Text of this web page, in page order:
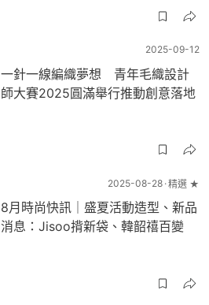
2025-09-12
一針一線編織夢想 青年毛織設計
師大賽2025圓滿舉行推動創意落地
2025-08-28 精選 ★
8月時尚快訊｜盛夏活動造型、新品
消息：Jisoo揹新袋、韓韶禧百變